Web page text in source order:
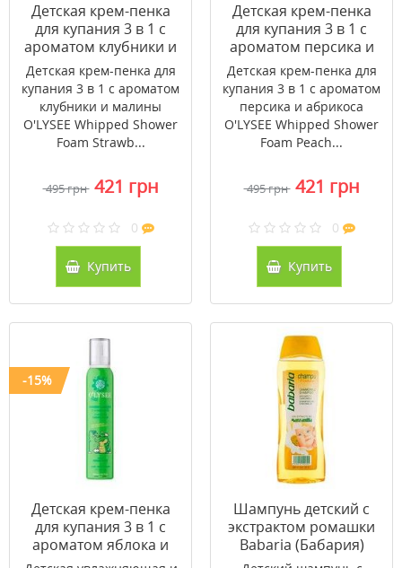
Детская крем-пенка
для купания 3 в 1 с
ароматом клубники и
малины O'LYSEE
Whipped Shower Foam
Strawberry &
Raspberry 250 мл
Детская крем-пенка для
купания 3 в 1 с ароматом
клубники и малины
O'LYSEE Whipped Shower
Foam Strawb...
495 грн 421 грн
0
Купить
Детская крем-пенка
для купания 3 в 1 с
ароматом персика и
абрикоса O'LYSEE
Whipped Shower Foam
Peach & Apricot 250
мл
Детская крем-пенка для
купания 3 в 1 с ароматом
персика и абрикоса
O'LYSEE Whipped Shower
Foam Peach...
495 грн 421 грн
0
Купить
-15%
Детская крем-пенка
для купания 3 в 1 с
ароматом яблока и
груши O'LYSEE
Шампунь детский с
экстрактом ромашки
Babaria (Бабария)
600мл